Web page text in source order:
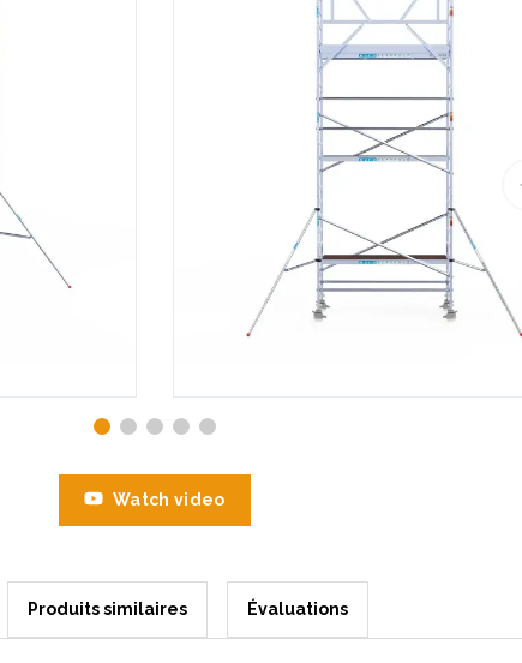
Watch video
Produits similaires Évaluations